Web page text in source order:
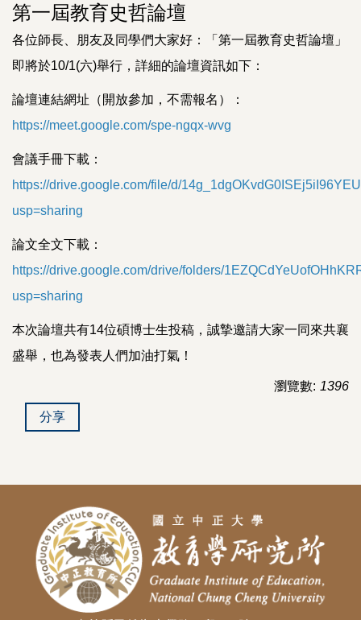
第一屆教育史哲論壇
各位師長、朋友及同學們大家好：「第一屆教育史哲論壇」
即將於10/1(六)舉行，詳細的論壇資訊如下：
論壇連結網址（開放參加，不需報名）：
https://meet.google.com/spe-ngqx-wvg
會議手冊下載：
https://drive.google.com/file/d/
usp=sharing
論文全文下載：
https://drive.google.com/drive/folders/
usp=sharing
本次論壇共有14位碩博士生投稿，誠摯邀請大家一同來共襄
盛舉，也為發表人們加油打氣！
瀏覽數: 1396
分享